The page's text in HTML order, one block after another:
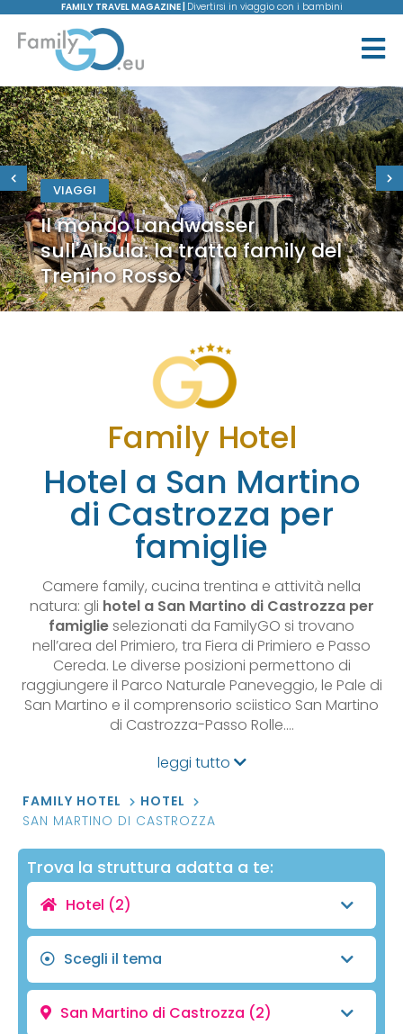
FAMILY TRAVEL MAGAZINE | Divertirsi in viaggio con i bambini
VIAGGI
Il mondo Landwasser
sull'Albula: la tratta family del
Trenino Rosso
Family Hotel
Hotel a San Martino
di Castrozza per
famiglie
Camere family, cucina trentina e attività nella
natura: gli hotel a San Martino di Castrozza per
famiglieselezionati da FamilyGO si trovano
nell’area del Primiero, tra Fiera di Primiero e Passo
Cereda. Le diverse posizioni permettono di
raggiungere il Parco Naturale Paneveggio, le Pale di
San Martino e il comprensorio sciistico San Martino
di Castrozza-Passo Rolle.…
leggi tutto
FAMILY HOTEL
HOTEL
SAN MARTINO DI CASTROZZA
Trova la struttura adatta a te:
Hotel (2)
Scegli il tema
San Martino di Castrozza (2)